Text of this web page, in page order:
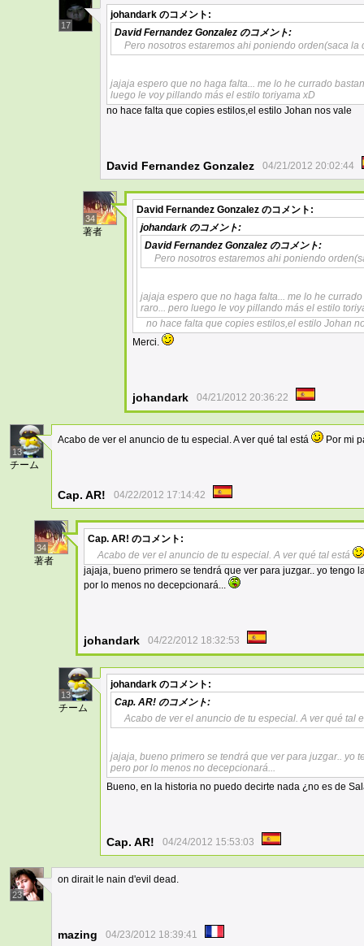
17
johandark のコメント:
David Fernandez Gonzalez のコメント:
Pero nosotros estaremos ahi poniendo orden(saca
jajaja espero que no haga falta... me lo he currado
luego le voy pillando más el estilo toriyama xD
no hace falta que copies estilos,el estilo Johan nos vale
David Fernandez Gonzalez 04/21/2012 20:02:44
34
著者
David Fernandez Gonzalez のコメント:
johandark のコメント:
David Fernandez Gonzalez のコメント:
Pero nosotros estaremos ahi poniendo
jajaja espero que no haga falta... me lo he
raro... pero luego le voy pillando más el estilo
no hace falta que copies estilos,el estilo Johan
Merci.
johandark 04/21/2012 20:36:22
13
チーム
Acabo de ver el anuncio de tu especial. A ver qué tal está Por mi
Cap. AR! 04/22/2012 17:14:42
34
著者
Cap. AR! のコメント:
Acabo de ver el anuncio de tu especial. A ver qué tal está
jajaja, bueno primero se tendrá que ver para juzgar.. yo tengo
por lo menos no decepcionará...
johandark 04/22/2012 18:32:53
13
チーム
johandark のコメント:
Cap. AR! のコメント:
Acabo de ver el anuncio de tu especial. A ver qué tal
jajaja, bueno primero se tendrá que ver para juzgar.. yo
pero por lo menos no decepcionará...
Bueno, en la historia no puedo decirte nada ¿no es de
Cap. AR! 04/24/2012 15:53:03
23
on dirait le nain d'evil dead.
mazing 04/23/2012 18:39:41